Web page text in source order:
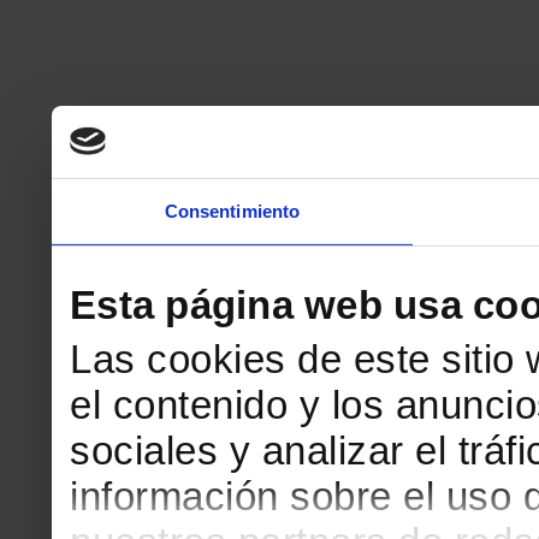
Consentimiento
Esta página web usa
Las cookies de este sitio
el contenido y los
sociales y analizar el
información sobre el uso